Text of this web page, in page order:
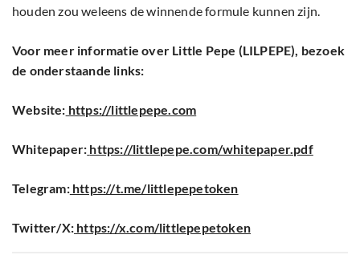
houden zou weleens de winnende formule kunnen zijn.
Voor meer informatie over Little Pepe (LILPEPE), bezoek
de onderstaande links:
Website: https://littlepepe.com
Whitepaper: https://littlepepe.com/whitepaper.pdf
Telegram:https://t.me/littlepepetoken
Twitter/X: https://x.com/littlepepetoken